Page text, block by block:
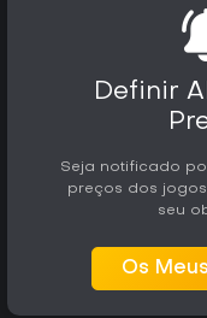
Definir
Seja notificado
preços dos
seu
Os